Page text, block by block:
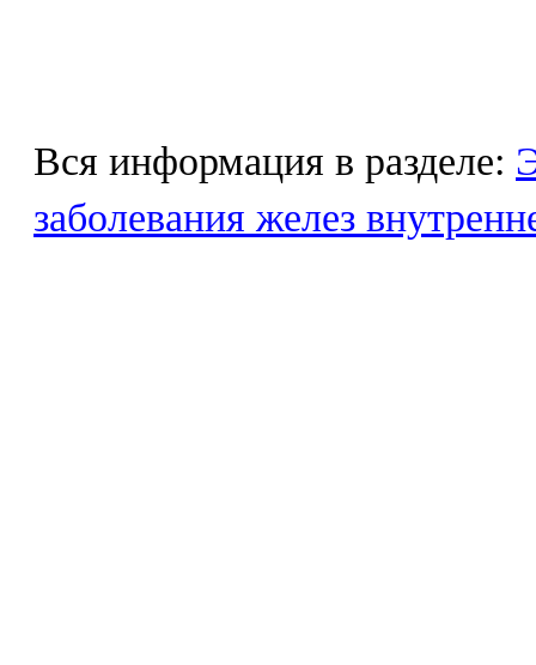
Вся информация в разделе:
заболевания желез